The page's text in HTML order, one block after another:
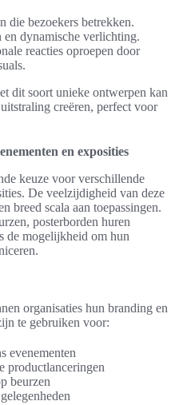
die bezoekers betrekken.
dynamische verlichting.
reacties oproepen door
dit soort unieke ontwerpen kan
creëren, perfect voor
en exposities
keuze voor verschillende
De veelzijdigheid van deze
breed scala aan toepassingen.
posterborden huren
de mogelijkheid om hun
organisaties hun branding en
te gebruiken voor:
evenementen
productlanceringen
beurzen